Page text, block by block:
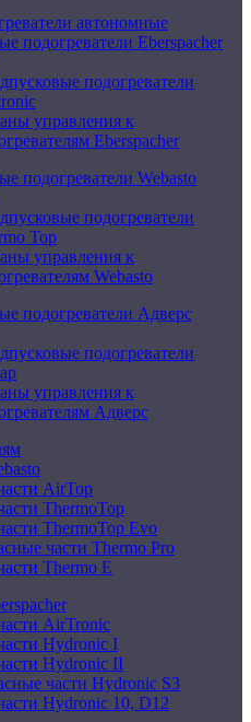
автономные
подогреватели Eberspacher
подогреватели
управления к
Eberspacher
подогреватели Webasto
подогреватели
Top
управления к
Webasto
подогреватели Адверс
подогреватели
управления к
Адверс
AirTop
ThermoTop
ThermoTop Evo
части Thermo Pro
Thermo E
AirTronic
Hydronic I
Hydronic II
части Hydronic S3
Hydronic 10, D12